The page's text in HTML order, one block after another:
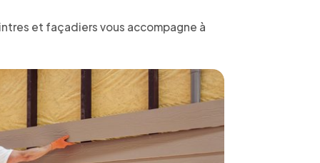
et façadiers vous accompagne à